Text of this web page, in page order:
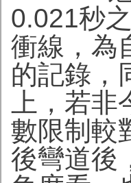
0.021秒
衝線，為
的記錄，
上，若
數限制較
後彎道後